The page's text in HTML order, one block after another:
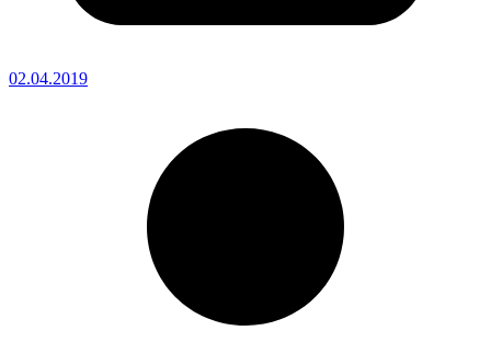
02.04.2019